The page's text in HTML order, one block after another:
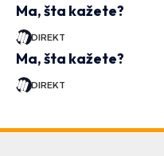
Ma, šta kažete?
DIREKT
Ma, šta kažete?
DIREKT